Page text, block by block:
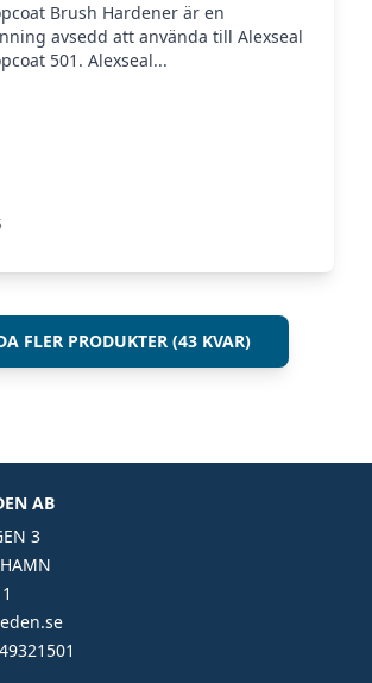
Brush Hardener är en
avsedd att använda till Alexseal
501. Alexseal...
FLER PRODUKTER (43 KVAR)
AB
3